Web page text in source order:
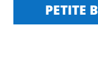
PETITE